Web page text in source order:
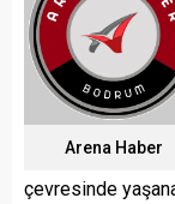
Arena Haber
çevresinde